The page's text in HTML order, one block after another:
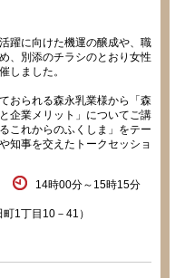
躍に向けた機運の醸成や、職
、別添のチラシのとおり女性
しました。
おられる森永乳業様から「森
企業メリット」についてご講
これからのふくしま」をテー
知事を交えたトークセッショ
14時00分～15時15分
1丁目10－41）